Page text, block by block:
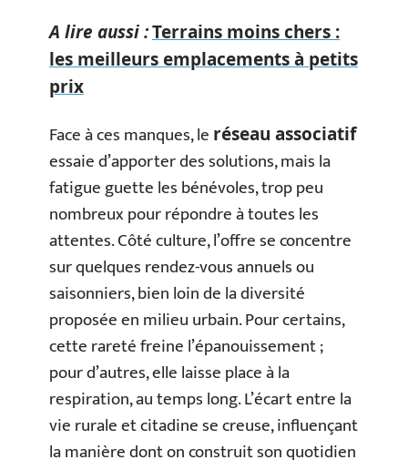
A lire aussi :Terrains moins chers :
les meilleurs emplacements à petits
prix
Face à ces manques, le réseau associatif
essaie d’apporter des solutions, mais la
fatigue guette les bénévoles, trop peu
nombreux pour répondre à toutes les
attentes. Côté culture, l’offre se concentre
sur quelques rendez-vous annuels ou
saisonniers, bien loin de la diversité
proposée en milieu urbain. Pour certains,
cette rareté freine l’épanouissement ;
pour d’autres, elle laisse place à la
respiration, au temps long. L’écart entre la
vie rurale et citadine se creuse, influençant
la manière dont on construit son quotidien